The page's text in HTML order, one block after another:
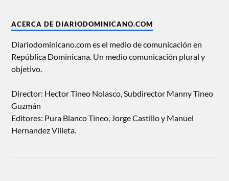
ACERCA DE DIARIODOMINICANO.COM
Diariodominicano.com es el medio de comunicación en
República Dominicana. Un medio comunicación plural y
objetivo.
Director: Hector Tineo Nolasco, Subdirector Manny Tineo
Guzmán
Editores: Pura Blanco Tineo, Jorge Castillo y Manuel
Hernandez Villeta.